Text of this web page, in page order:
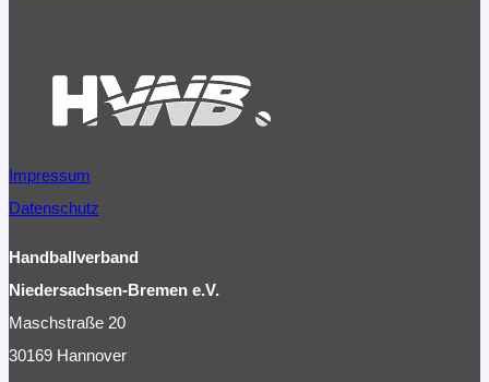
Impressum
Datenschutz
Handballverband
Niedersachsen-Bremen e.V.
Maschstraße 20
30169 Hannover